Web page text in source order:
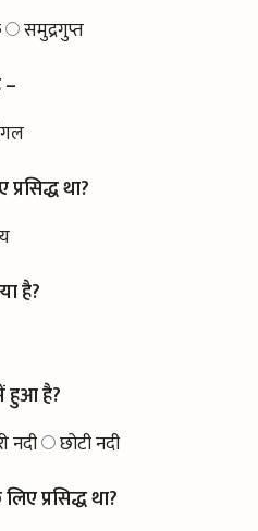
समुद्रगुप्त
–
था?
है?
हुआ है?
नदी
छोटी नदी
प्रसिद्ध था?